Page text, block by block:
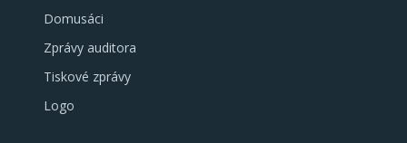
Domusáci
Zprávy auditora
Tiskové zprávy
Logo